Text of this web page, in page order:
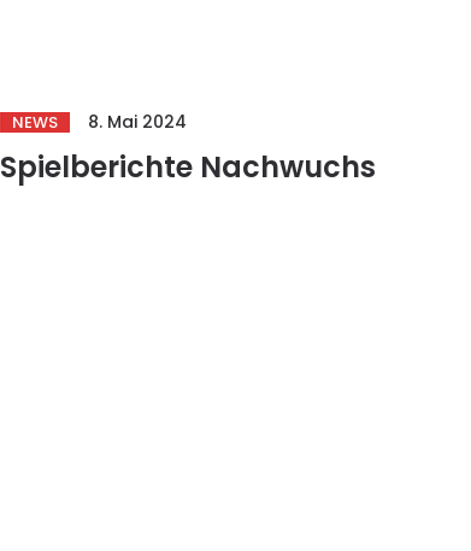
NEWS 8. Mai 2024
Spielberichte Nachwuchs